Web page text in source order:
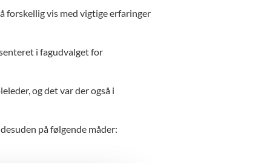
forskellig vis med vigtige erfaringer
i fagudvalget for
og det var der også i
på følgende måder: